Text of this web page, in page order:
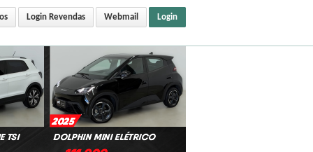
Login
Login Revendas Webmail